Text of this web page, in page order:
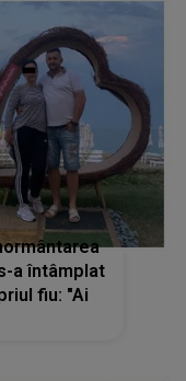
a întâmplat
fiu: "Ai